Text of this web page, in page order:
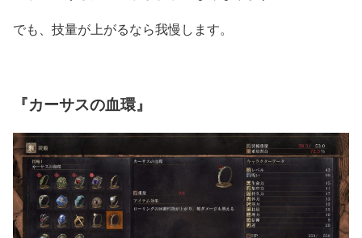
でも、技量が上がるなら我慢します。
『カーサスの血環』